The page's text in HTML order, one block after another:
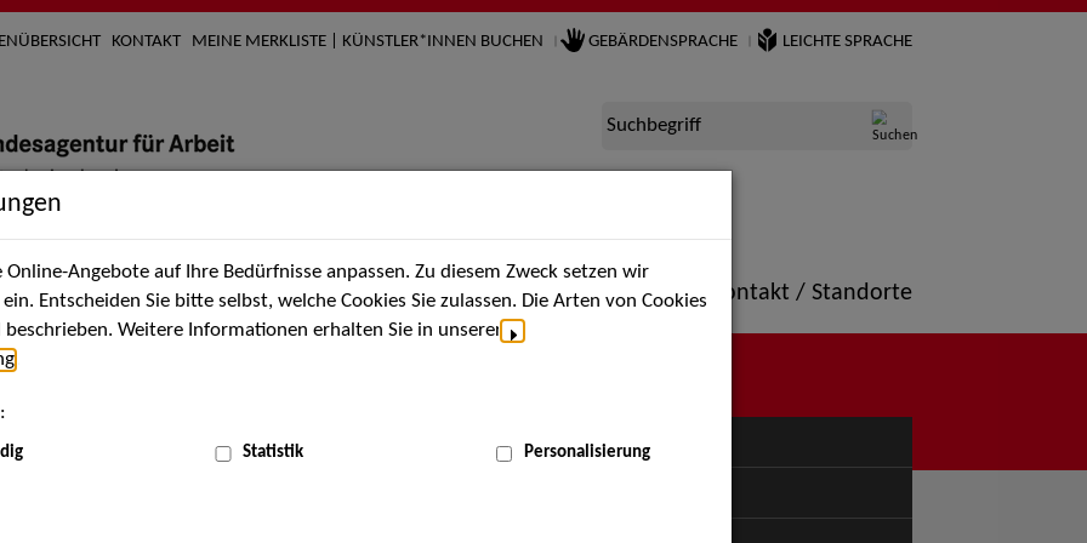
KONTAKT MEINE MERKLISTE | KÜNSTLER*INNEN BUCHEN GEBÄRDENSPRACHE LEICHTE SPRACHE
Suchbegriff
Künstler*innen Über uns Aktuelles Termine Portfolio Kontakt / Standorte
MENÜ
Angebote auf Ihre Bedürfnisse anpassen. Zu diesem Zweck setzen wir
Entscheiden Sie bitte selbst, welche Cookies Sie zulassen. Die Arten von Cookies
Weitere Informationen erhalten Sie in unserer
Statistik Personalisierung